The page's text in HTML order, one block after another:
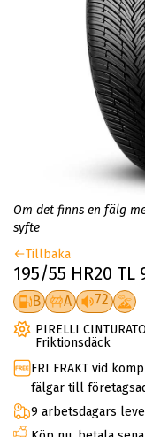
Om det finns en fälg
syfte
Tillbaka
195/55 HR20 TL
B A 72
PIRELLI
Friktionsdäck
FRI FRAKT vid
fälgar till
9 arbetsdagars